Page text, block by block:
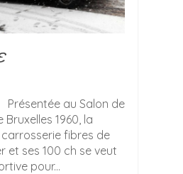
Présentée au Salon de
1960, la
carrosserie fibres de
et ses 100 ch se veut
pour...